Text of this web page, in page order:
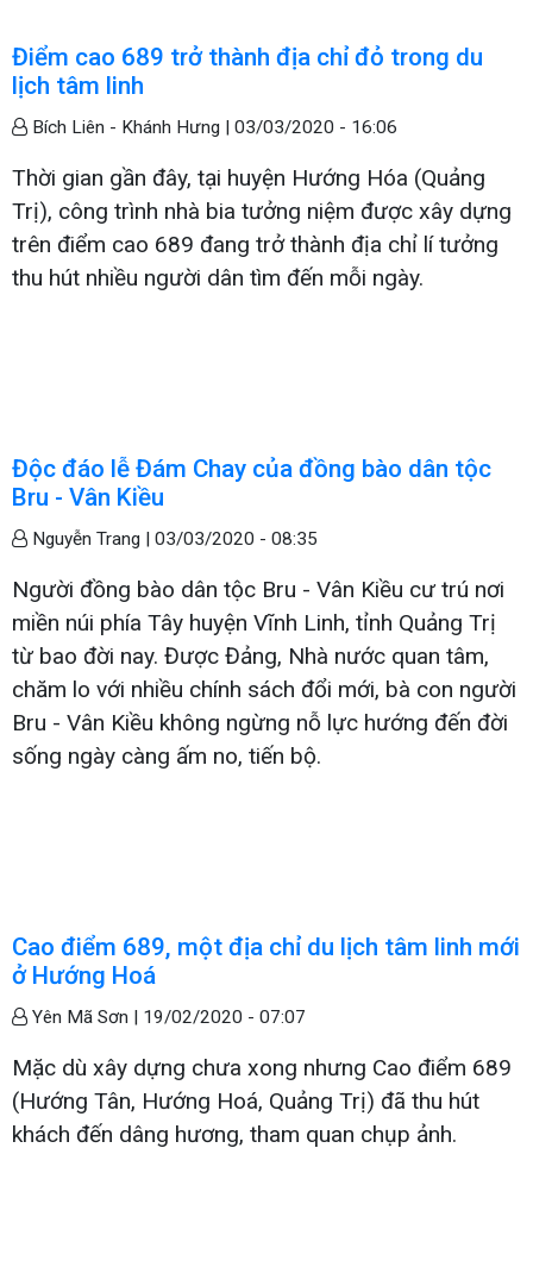
Điểm cao 689 trở thành địa chỉ đỏ trong du
lịch tâm linh
Bích Liên - Khánh Hưng | 03/03/2020 - 16:06
Thời gian gần đây, tại huyện Hướng Hóa (Quảng
Trị), công trình nhà bia tưởng niệm được xây dựng
trên điểm cao 689 đang trở thành địa chỉ lí tưởng
thu hút nhiều người dân tìm đến mỗi ngày.
Độc đáo lễ Đám Chay của đồng bào dân tộc
Bru - Vân Kiều
Nguyễn Trang | 03/03/2020 - 08:35
Người đồng bào dân tộc Bru - Vân Kiều cư trú nơi
miền núi phía Tây huyện Vĩnh Linh, tỉnh Quảng Trị
từ bao đời nay. Được Đảng, Nhà nước quan tâm,
chăm lo với nhiều chính sách đổi mới, bà con người
Bru - Vân Kiều không ngừng nỗ lực hướng đến đời
sống ngày càng ấm no, tiến bộ.
Cao điểm 689, một địa chỉ du lịch tâm linh mới
ở Hướng Hoá
Yên Mã Sơn | 19/02/2020 - 07:07
Mặc dù xây dựng chưa xong nhưng Cao điểm 689
(Hướng Tân, Hướng Hoá, Quảng Trị) đã thu hút
khách đến dâng hương, tham quan chụp ảnh.